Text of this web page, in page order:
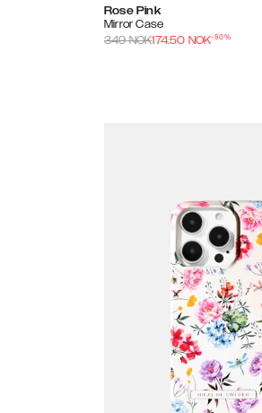
Rose Pink
Mirror Case
349NOK174.50 NOK-50%